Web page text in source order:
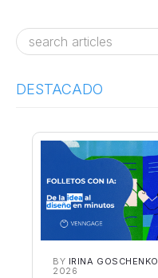
DESTACADO
BY IRINA GOSCHENKO
2026